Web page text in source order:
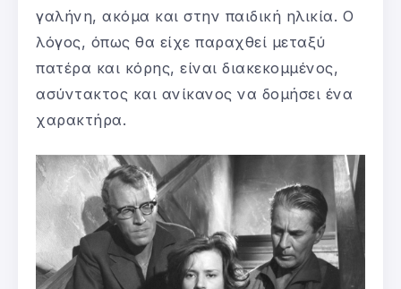
γαλήνη, ακόμα και στην παιδική ηλικία. Ο
λόγος, όπως θα είχε παραχθεί μεταξύ
πατέρα και κόρης, είναι διακεκομμένος,
ασύντακτος και ανίκανος να δομήσει ένα
χαρακτήρα.